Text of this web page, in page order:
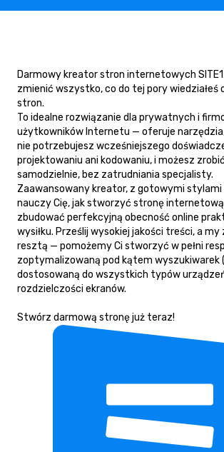
Darmowy kreator stron internetowych
zmienić wszystko, co do tej pory wiedziałeś
stron.
To idealne rozwiązanie dla prywatnych i
użytkowników Internetu — oferuje
nie potrzebujesz wcześniejszego
projektowaniu ani kodowaniu, i możesz
samodzielnie, bez zatrudniania specjalisty.
Zaawansowany kreator, z gotowymi stylami
nauczy Cię, jak stworzyć stronę
zbudować perfekcyjną obecność online
wysiłku. Prześlij wysokiej jakości treści, a
resztą — pomożemy Ci stworzyć w pełni
zoptymalizowaną pod kątem wyszukiwarek
dostosowaną do wszystkich typów
rozdzielczości ekranów.
Stwórz darmową stronę już teraz!